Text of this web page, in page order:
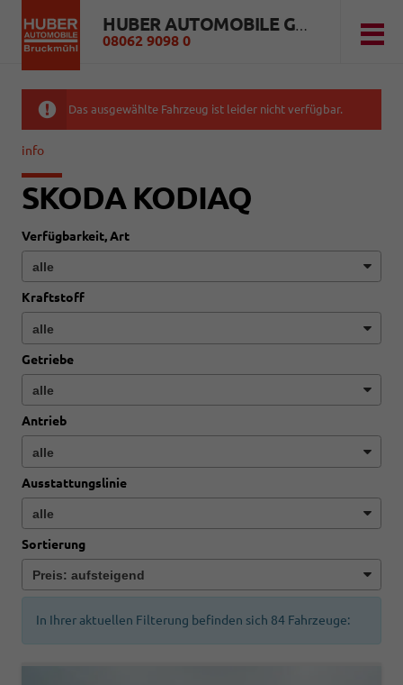
HUBER AUTOMOBILE GMBH
08062 9098 0
Das ausgewählte Fahrzeug ist leider nicht verfügbar.
info
SKODA KODIAQ
Verfügbarkeit, Art
Kraftstoff
Getriebe
Antrieb
Ausstattungslinie
Sortierung
In Ihrer aktuellen Filterung befinden sich 84 Fahrzeuge: